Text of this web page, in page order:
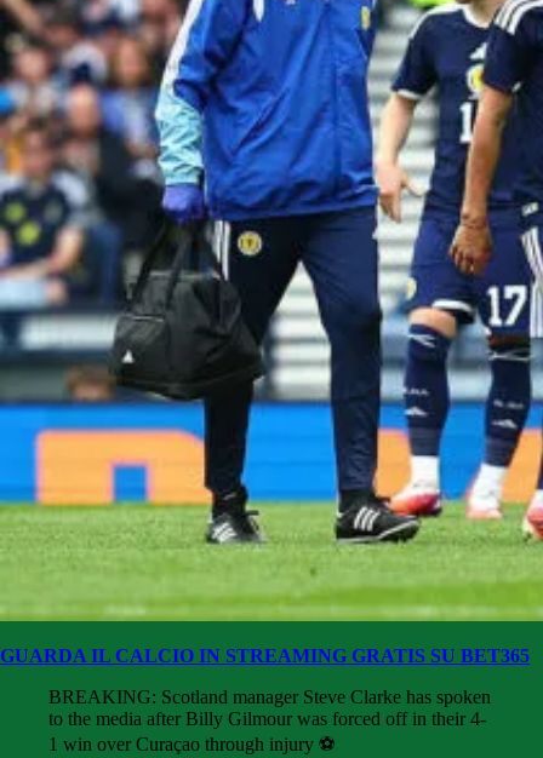
GUARDA IL CALCIO IN STREAMING GRATIS SU BET365
BREAKING: Scotland manager Steve Clarke has spoken
to the media after Billy Gilmour was forced off in their 4-
1 win over Curaçao through injury ⚽️